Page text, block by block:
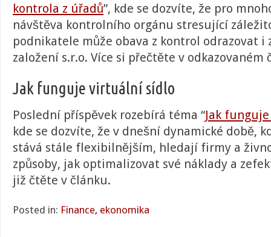
kontrola z úřadů”, kde se dozvíte, že pro
návštěva kontrolního orgánu stresující
podnikatele může obava z kontrol odrazovat i
založení s.r.o. Více si přečtěte v odkazovaném
Jak funguje virtuální sídlo
Poslední příspěvek rozebírá téma “Jak
kde se dozvíte, že v dnešní dynamické době,
stává stále flexibilnějším, hledají firmy a
způsoby, jak optimalizovat své náklady a
již čtěte v článku.
Posted in: Finance, ekonomika